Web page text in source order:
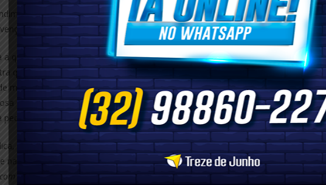
Romário, até mesmo ainda um bebê recém nascido, acabou sendo
cirúrgicas.
que foi submetido ocorreu no seu segundo dia de vida, ocasião em que
que teria narrada ele“sem nenhuma anomalia diagnosticada após o parto”.
maio, sua mãe retornou ao Hospital São Salvador porque a criança não
e irritadiça, sem contar que desde que recebera alta não conseguiu evacuar, o
que estava de plantão.
que não era a que lhe deu alta e teria acompanhado o nascimento de
nascera com sérios problemas, como foi relatado no diagnóstico –“encontro
cianose extremidades, HGT 79, FC 135, PR 54, Sato2 99%, abdômen super